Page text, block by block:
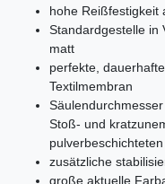
hohe Reißfestigkeit
Standardgestelle in
matt
perfekte,
Textilmembran
Stoß- und
zusätzliche
große aktuelle